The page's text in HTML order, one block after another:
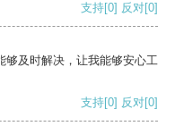
支持[0] 反对[0]
够及时解决，让我能够安心工
支持[0] 反对[0]